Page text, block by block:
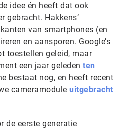
idee én heeft dat ook
gebracht. Hakkens’
van smartphones (en
en aansporen. Google’s
toestellen geleid, maar
een jaar geleden ten
bestaat nog, en heeft recent
cameramodule uitgebracht
de eerste generatie